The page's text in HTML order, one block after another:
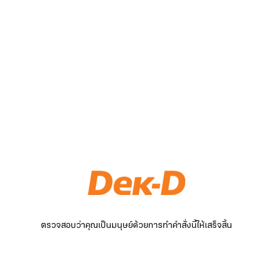
ตรวจสอบว่าคุณเป็นมนุษย์ด้วยการทำคำสั่งนี้ให้เสร็จสิ้น